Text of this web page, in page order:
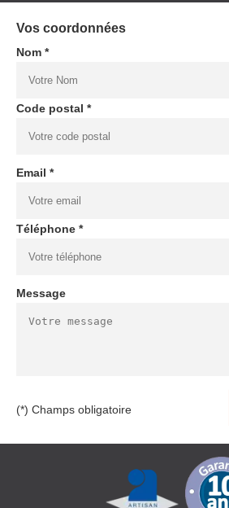
Vos coordonnées
Nom *
Code postal *
Email *
Téléphone *
Message
(*) Champs obligatoire